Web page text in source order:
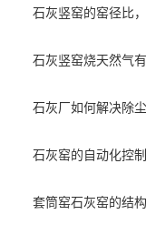
石灰竖窑的窑径比
石灰竖窑烧天然气
石灰厂如何解决除
石灰窑的自动化控
套筒窑石灰窑的结